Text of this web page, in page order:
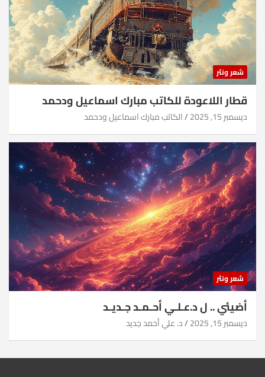
شعر ونثر
قطار اللاعودة للكاتب مبارك اسماعيل ودحمد
ديسمبر 15, 2025 الكاتب مبارك اسماعيل ودحمد
شعر ونثر
أضيئي .. ل د.عـلـي أحـمـد جـديـد
ديسمبر 15, 2025 د. علي أحمد جديد